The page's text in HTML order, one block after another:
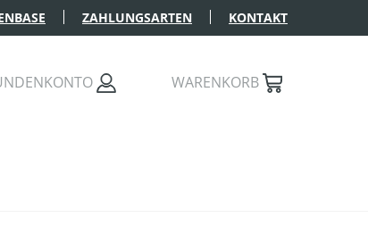
ZAHLUNGSARTEN KONTAKT
WARENKORB